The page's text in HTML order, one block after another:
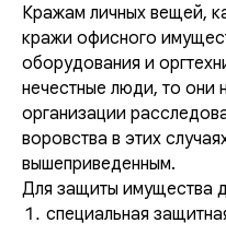
Кражам личных вещей,
кражи офисного
оборудования и
нечестные люди, то они
организации
воровства в этих
вышеприведенным.
Для защиты имущества
специальная